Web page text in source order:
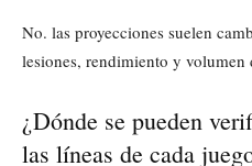
No. las proyecciones suelen
lesiones, rendimiento y volumen
¿Dónde se pueden
las líneas de cada